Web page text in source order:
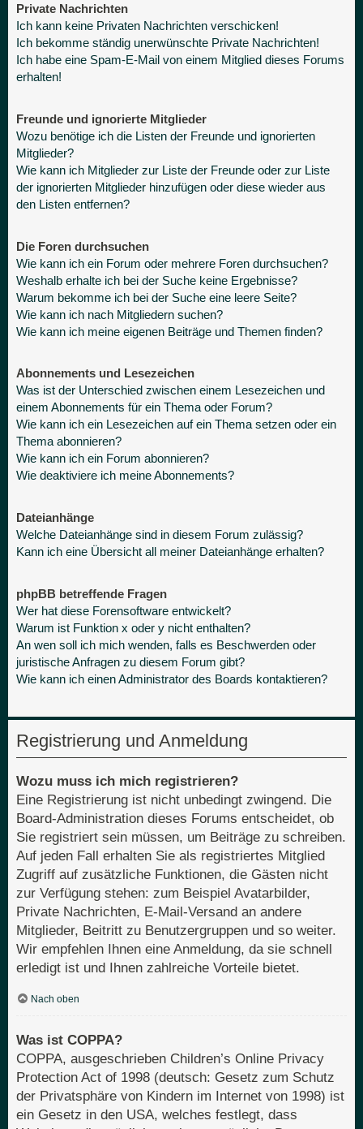
Private Nachrichten
Ich kann keine Privaten Nachrichten verschicken!
Ich bekomme ständig unerwünschte Private Nachrichten!
Ich habe eine Spam-E-Mail von einem Mitglied dieses Forums
erhalten!
Freunde und ignorierte Mitglieder
Wozu benötige ich die Listen der Freunde und ignorierten
Mitglieder?
Wie kann ich Mitglieder zur Liste der Freunde oder zur Liste
der ignorierten Mitglieder hinzufügen oder diese wieder aus
den Listen entfernen?
Die Foren durchsuchen
Wie kann ich ein Forum oder mehrere Foren durchsuchen?
Weshalb erhalte ich bei der Suche keine Ergebnisse?
Warum bekomme ich bei der Suche eine leere Seite?
Wie kann ich nach Mitgliedern suchen?
Wie kann ich meine eigenen Beiträge und Themen finden?
Abonnements und Lesezeichen
Was ist der Unterschied zwischen einem Lesezeichen und
einem Abonnements für ein Thema oder Forum?
Wie kann ich ein Lesezeichen auf ein Thema setzen oder ein
Thema abonnieren?
Wie kann ich ein Forum abonnieren?
Wie deaktiviere ich meine Abonnements?
Dateianhänge
Welche Dateianhänge sind in diesem Forum zulässig?
Kann ich eine Übersicht all meiner Dateianhänge erhalten?
phpBB betreffende Fragen
Wer hat diese Forensoftware entwickelt?
Warum ist Funktion x oder y nicht enthalten?
An wen soll ich mich wenden, falls es Beschwerden oder
juristische Anfragen zu diesem Forum gibt?
Wie kann ich einen Administrator des Boards kontaktieren?
Registrierung und Anmeldung
Wozu muss ich mich registrieren?
Eine Registrierung ist nicht unbedingt zwingend. Die
Board-Administration dieses Forums entscheidet, ob
Sie registriert sein müssen, um Beiträge zu schreiben.
Auf jeden Fall erhalten Sie als registriertes Mitglied
Zugriff auf zusätzliche Funktionen, die Gästen nicht
zur Verfügung stehen: zum Beispiel Avatarbilder,
Private Nachrichten, E-Mail-Versand an andere
Mitglieder, Beitritt zu Benutzergruppen und so weiter.
Wir empfehlen Ihnen eine Anmeldung, da sie schnell
erledigt ist und Ihnen zahlreiche Vorteile bietet.
Nach oben
Was ist COPPA?
COPPA, ausgeschrieben Children’s Online Privacy
Protection Act of 1998 (deutsch: Gesetz zum Schutz
der Privatsphäre von Kindern im Internet von 1998) ist
ein Gesetz in den USA, welches festlegt, dass